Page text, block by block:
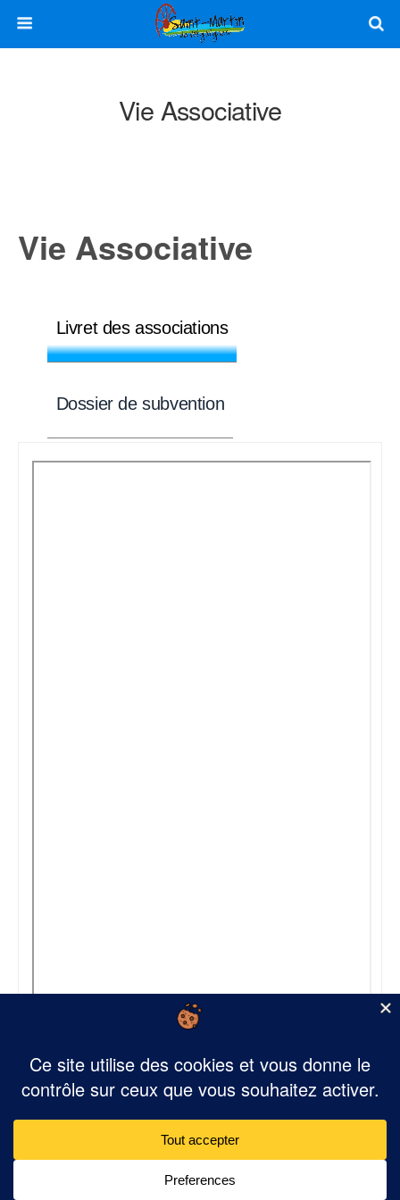
Vie Associative
Vie Associative
Livret des associations
Dossier de subvention
Mairie de Saint-Martin de Valgalgues - 2 Place Robert Guibert 30520 SAINT-